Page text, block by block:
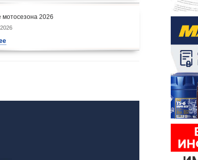
мотосезона 2026